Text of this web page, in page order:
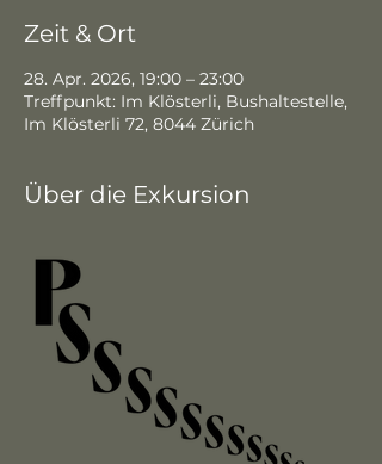
Zeit & Ort
28. Apr. 2026, 19:00 – 23:00
Treffpunkt: Im Klösterli, Bushaltestelle,
Im Klösterli 72, 8044 Zürich
Über die Exkursion